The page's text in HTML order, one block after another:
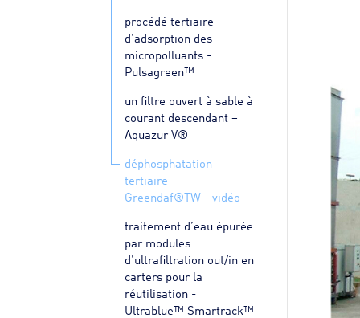
procédé tertiaire
d’adsorption des
micropolluants -
Pulsagreen™
un filtre ouvert à sable à
courant descendant –
Aquazur V®
déphosphatation
tertiaire –
Greendaf®TW - vidéo
traitement d’eau épurée
par modules
d’ultrafiltration out/in en
carters pour la
réutilisation -
Ultrablue™ Smartrack™